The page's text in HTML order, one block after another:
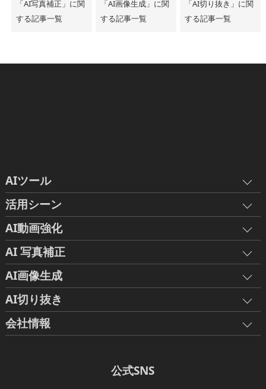
「AI写真補正」に関
する記事一覧
「AI画像生成」に関
する記事一覧
「AI切り抜き」に関
する記事一覧
AIツール
活用シーン
AI動画強化
AI 写真補正
AI画像生成
AI切り抜き
会社情報
公式SNS